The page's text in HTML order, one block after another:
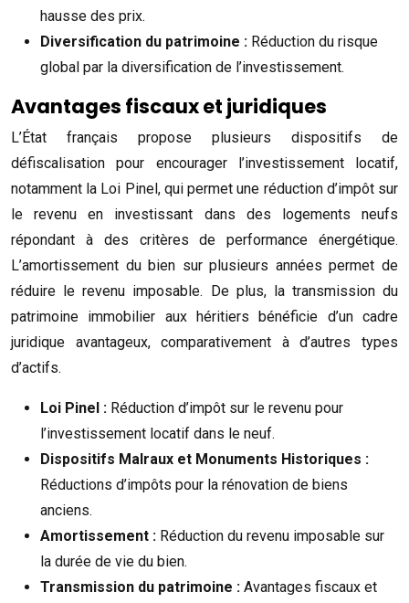
hausse des prix.
Diversification du patrimoine : Réduction du risque
global par la diversification de l’investissement.
Avantages fiscaux et juridiques
L’État français propose plusieurs dispositifs de
défiscalisation pour encourager l’investissement locatif,
notamment la Loi Pinel, qui permet une réduction d’impôt sur
le revenu en investissant dans des logements neufs
répondant à des critères de performance énergétique.
L’amortissement du bien sur plusieurs années permet de
réduire le revenu imposable. De plus, la transmission du
patrimoine immobilier aux héritiers bénéficie d’un cadre
juridique avantageux, comparativement à d’autres types
d’actifs.
Loi Pinel : Réduction d’impôt sur le revenu pour
l’investissement locatif dans le neuf.
Dispositifs Malraux et Monuments Historiques :
Réductions d’impôts pour la rénovation de biens
anciens.
Amortissement : Réduction du revenu imposable sur
la durée de vie du bien.
Transmission du patrimoine : Avantages fiscaux et